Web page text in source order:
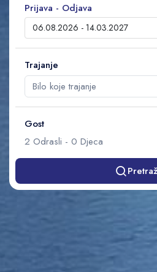
Prijava - Odjava
Trajanje
Gost
2 Odrasli - 0 Djeca